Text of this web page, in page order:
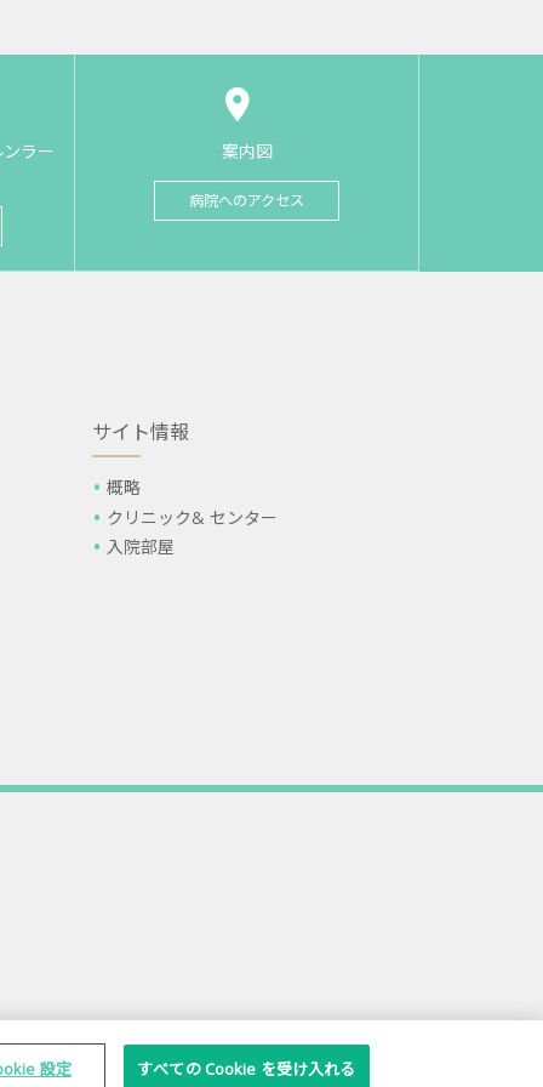
ラー 案内図
病院へのアクセス
サイト情報
概略
クリニック& センター
入院部屋
設定 すべての Cookie を受け入れる